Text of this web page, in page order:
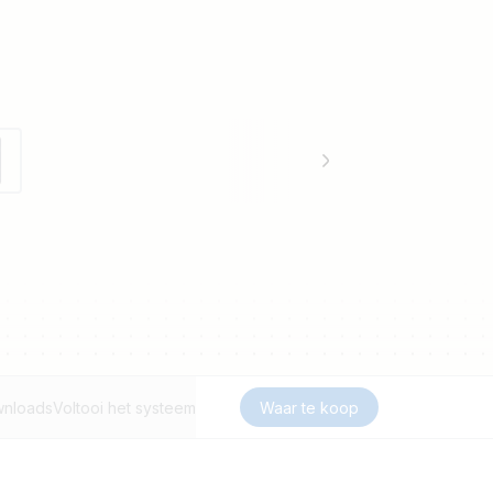
Voltooi het systeem Waar te koop